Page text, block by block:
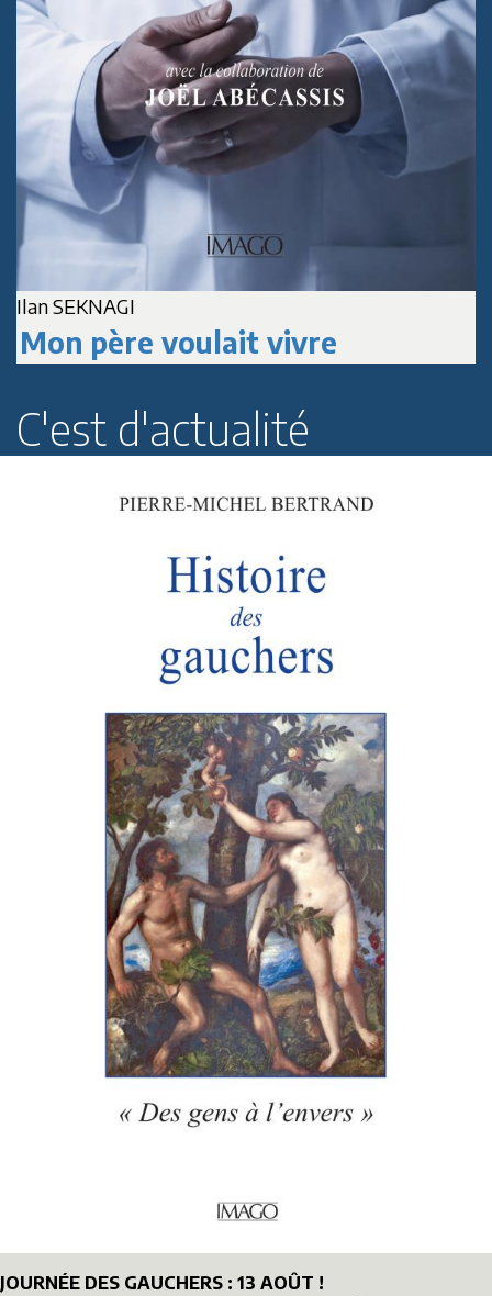
Ilan SEKNAGI
Mon père voulait vivre
C'est d'actualité
JOURNÉE DES GAUCHERS : 13 AOÛT !